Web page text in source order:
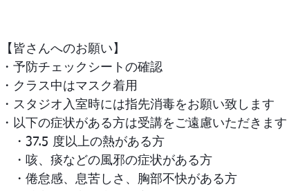
【皆さんへのお願い】
・予防チェックシートの確認
・クラス中はマスク着用
・スタジオ⼊室時には指先消毒をお願い致します
・以下の症状がある方は受講をご遠慮いただきます
・37.5 度以上の熱がある⽅
・咳、痰などの風邪の症状がある方
・倦怠感、息苦しさ、胸部不快がある方